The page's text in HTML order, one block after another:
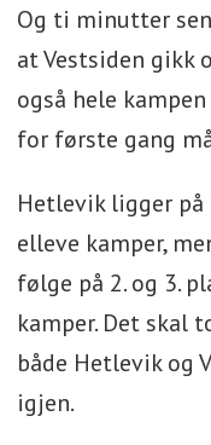
Og ti minutter
at Vestsiden gikk
også hele
for første gang
Hetlevik ligger på
elleve kamper,
følge på 2. og 3.
kamper. Det skal
både Hetlevik og
igjen.